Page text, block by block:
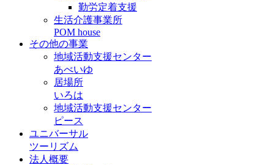
勤労定着支援
生活介護事業所
POM house
その他の事業
地域活動支援センター
あべいゆ
居場所
いろは
地域活動支援センター
ピース
ユニバーサル
ツーリズム
法人概要